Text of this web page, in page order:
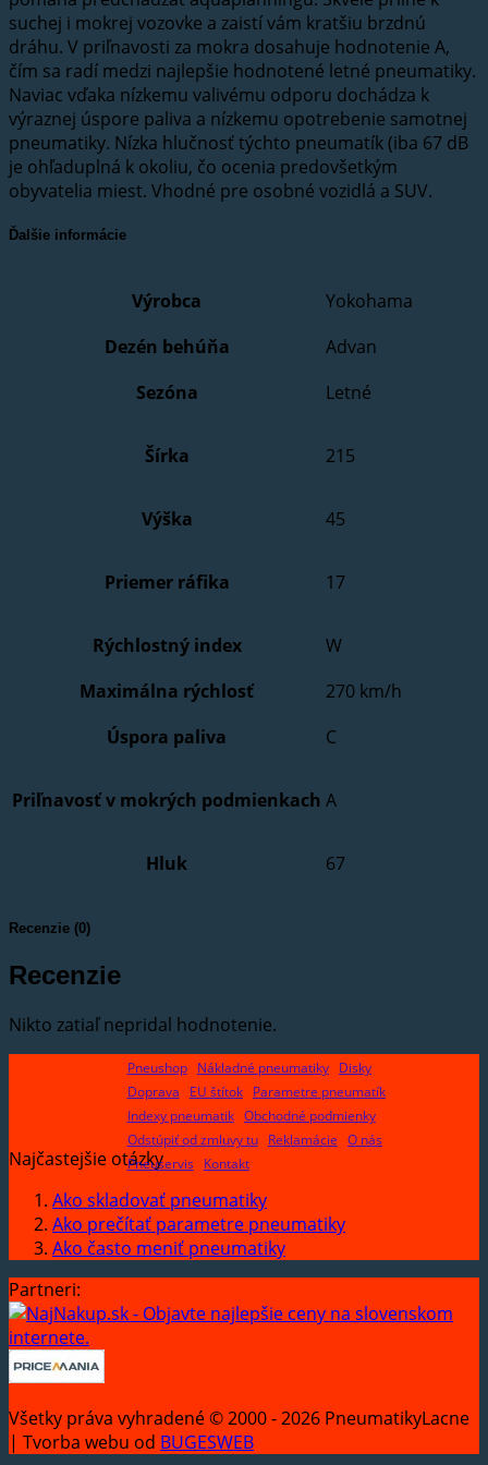
suchej i mokrej vozovke a zaistí vám kratšiu brzdnú
dráhu. V priľnavosti za mokra dosahuje hodnotenie A,
čím sa radí medzi najlepšie hodnotené letné pneumatiky.
Naviac vďaka nízkemu valivému odporu dochádza k
výraznej úspore paliva a nízkemu opotrebenie samotnej
pneumatiky. Nízka hlučnosť týchto pneumatík (iba 67 dB
je ohľaduplná k okoliu, čo ocenia predovšetkým
obyvatelia miest. Vhodné pre osobné vozidlá a SUV.
Ďalšie informácie
Výrobca
Yokohama
Dezén behúňa
Advan
Sezóna
Letné
Šírka 215
Výška 45
Priemer ráfika 17
Rýchlostný index
W
Maximálna rýchlosť
270 km/h
Úspora paliva
C
Priľnavosť v mokrých podmienkach A
Hluk 67
Recenzie (0)
Recenzie
Nikto zatiaľ nepridal hodnotenie.
Pneushop Nákladné pneumatiky
Disky
Doprava
EU štítok
Parametre pneumatík
Indexy pneumatik Obchodné podmienky
Odstúpiť od zmluvy tu
Reklamácie O nás
Pneuservis
Kontakt
Najčastejšie otázky
Ako skladovať pneumatiky
Ako prečítať parametre pneumatiky
Ako často meniť pneumatiky
Partneri:
Všetky práva vyhradené © 2000 - 2026 PneumatikyLacne
| Tvorba webu od BUGESWEB